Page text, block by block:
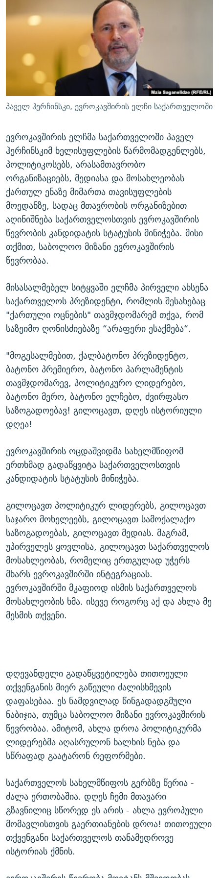
ᲨᲘᲜ - ᲣᲪᲮᲝᲔᲗᲨᲘ
ᲚᲘᲢᲔᲠᲐᲢᲣᲠᲣᲚᲘ ᲬᲐᲮᲜᲐᲒᲔᲑᲘ
ᲐᲛᲔᲠᲘᲙᲣᲚᲘ ᲛᲝᲗᲮᲠᲝᲑᲐ
ᲘᲛᲞᲔᲠᲘᲐ ᲓᲐ ᲠᲐᲓᲘᲝ
ᲩᲔᲛᲘ ᲡᲘᲙᲕᲓᲘᲚᲘᲡ ᲛᲘᲖᲔᲖᲘᲐ COVID-19
11 ᲬᲔᲚᲘ - 11 ᲐᲛᲑᲐᲕᲘ
ᲡᲐᲞᲐᲠᲚᲐᲛᲔᲜᲢᲝ ᲐᲠᲩᲔᲕᲜᲔᲑᲘᲡ ᲘᲡᲢᲝᲠᲘᲐ
ᲑᲐᲕᲨᲕᲔᲑᲘ ᲞᲠᲝᲡᲢᲘᲢᲣᲪᲘᲐᲨᲘ - ᲐᲛᲝᲣᲗᲥᲛᲔᲚᲘ ᲐᲛᲑᲐᲕᲘ
5 ᲐᲛᲑᲐᲕᲘ - 20 ᲘᲕᲜᲘᲡᲡ ᲓᲐᲨᲐᲕᲔᲑᲣᲚᲔᲑᲘ
ᲐᲒᲕᲘᲡᲢᲝᲡ ᲝᲛᲘ
ПРИВЕТ ᲙᲣᲚᲢᲣᲠᲐ
რთე/რთ-ის ყველა საიტი
პაველ ჰერჩინსკი, ევროკავშირის ელჩი საქართველოში
ევროკავშირის ელჩმა საქართველოში პაველ
ჰერჩინსკიმ ხელისუფლების წარმომადგენლებს,
პოლიტიკოსებს, არასამთავრობო
ორგანიზაციებს, მედიასა და მოსახლეობას
ქართულ ენაზე მიმართა თავისუფლების
მოედანზე, სადაც მთავრობის ორგანიზებით
აღინიშნება საქართველოსთვის ევროკავშირის
წევრობის კანდიდატის სტატუსის მინიჭება. მისი
თქმით, საბოლოო მიზანი ევროკავშირის
წევრობაა.
მისასალმებელ სიტყვაში ელჩმა პირველი ახსენა
საქართველოს პრეზიდენტი, რომლის შესახებაც
"ქართული ოცნების" თავმჯდომარემ თქვა, რომ
საზეიმო ღონისძიებაზე “არაფერი ესაქმება“.
"მოგესალმებით, ქალბატონო პრეზიდენტო,
ბატონო პრემიერო, ბატონო პარლამენტის
თავმჯდომარევ, პოლიტიკურო ლიდერებო,
ბატონო მერო, ბატონო ელჩებო, ძვირფასო
საზოგადოებავ! გილოცავთ, დღეს ისტორიული
დღეა!
ევროკავშირის ოცდაშვიდმა სახელმწიფომ
ერთხმად გადაწყვიტა საქართველოსთვის
კანდიდატის სტატუსის მინიჭება.
გილოცავთ პოლიტიკურ ლიდერებს, გილოცავთ
საჯარო მოხელეებს, გილოცავთ სამოქალაქო
საზოგადოებას, გილოცავთ მედიას. მაგრამ,
უპირველეს ყოვლისა, გილოცავთ საქართველოს
მოსახლეობას, რომელიც ერთგულად უჭერს
მხარს ევროკავშირში ინტეგრაციას.
ევროკავშირში მკაფიოდ ისმის საქართველოს
მოსახლეობის ხმა. ისევე როგორც აქ და ახლა მე
მესმის თქვენი.
დღევანდელი გადაწყვეტილება თითოეული
თქვენგანის მიერ გაწეული ძალისხმევის
დაფასებაა. ეს ნამდვილად წინგადადგმული
ნაბიჯია, თუმცა საბოლოო მიზანი ევროკავშირის
წევრობაა. ამიტომ, ახლა დროა პოლიტიკურმა
ლიდერებმა აღასრულონ ხალხის ნება და
სწრაფად გაატარონ რეფორმები.
საქართველოს სახელმწიფოს გერბზე წერია -
ძალა ერთობაშია. დღეს ჩემი მთავარი
გზავნილიც სწორედ ეს არის - ახლა ევროპული
მომავლისთვის გაერთიანების დროა! თითოეული
თქვენგანი საქართველოს თანამედროვე
ისტორიას ქმნის.